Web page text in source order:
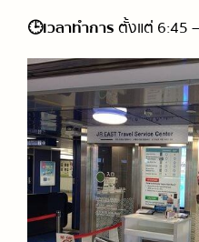
🕒เวลาทำการตั้งแต่ 6:45